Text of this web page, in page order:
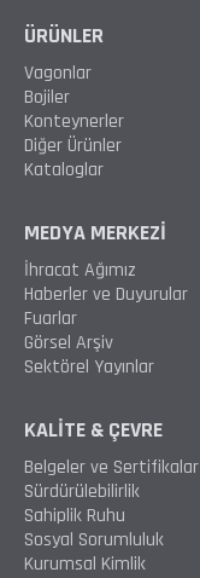
ÜRÜNLER
Vagonlar
Bojiler
Konteynerler
Diğer Ürünler
Kataloglar
MEDYA MERKEZİ
İhracat Ağımız
Haberler ve Duyurular
Fuarlar
Görsel Arşiv
Sektörel Yayınlar
KALİTE & ÇEVRE
Belgeler ve Sertifikalar
Sürdürülebilirlik
Sahiplik Ruhu
Sosyal Sorumluluk
Kurumsal Kimlik